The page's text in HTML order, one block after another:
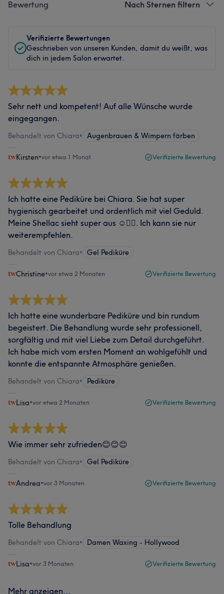
Bewertung Nach Sternen filtern
Verifizierte Bewertungen
Geschrieben von unseren Kunden, damit du weißt, was
dich in jedem Salon erwartet.
Sehr nett und kompetent! Auf alle Wünsche wurde
eingegangen.
Behandelt von Chiara• Augenbrauen & Wimpern färben
Kirsten•vor etwa 1 Monat Verifizierte Bewertung
Ich hatte eine Pediküre bei Chiara. Sie hat super
hygienisch gearbeitet und ordentlich mit viel Geduld.
Meine Shellac sieht super aus ☺️👍🏼. Ich kann sie nur
weiterempfehlen.
Behandelt von Chiara• Gel Pediküre
Christine•vor etwa 2 Monaten Verifizierte Bewertung
Ich hatte eine wunderbare Pediküre und bin rundum
begeistert. Die Behandlung wurde sehr professionell,
sorgfältig und mit viel Liebe zum Detail durchgeführt.
Ich habe mich vom ersten Moment an wohlgefühlt und
konnte die entspannte Atmosphäre genießen.
Behandelt von Chiara• Pediküre
Lisa•vor etwa 2 Monaten Verifizierte Bewertung
Wie immer sehr zufrieden😊😊😊
Behandelt von Chiara• Gel Pediküre
Andrea•vor 3 Monaten Verifizierte Bewertung
Tolle Behandlung
Behandelt von Chiara• Damen Waxing - Hollywood
Lisa•vor 3 Monaten Verifizierte Bewertung
Mehr anzeigen...